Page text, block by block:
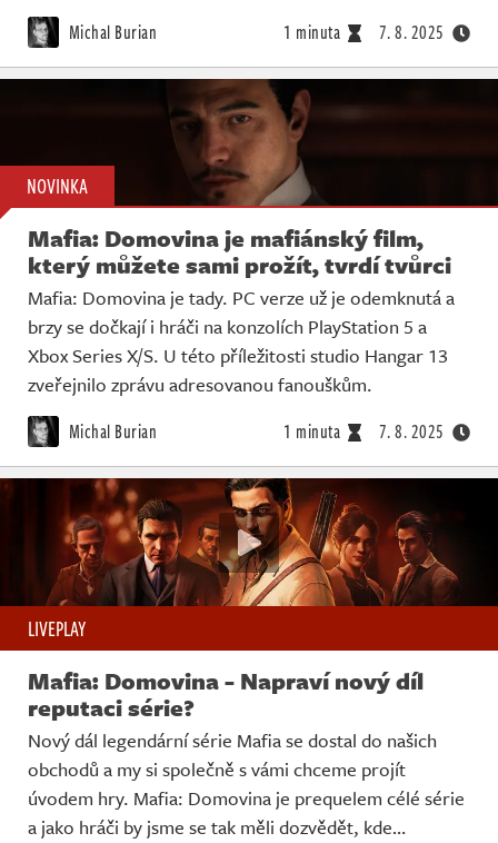
Michal Burian 1 minuta 7. 8. 2025
NOVINKA
Mafia: Domovina je mafiánský film,
který můžete sami prožít, tvrdí tvůrci
Mafia: Domovina je tady. PC verze už je odemknutá a
brzy se dočkají i hráči na konzolích PlayStation 5 a
Xbox Series X/S. U této příležitosti studio Hangar 13
zveřejnilo zprávu adresovanou fanouškům.
Michal Burian 1 minuta 7. 8. 2025
LIVEPLAY
Mafia: Domovina - Napraví nový díl
reputaci série?
Nový dál legendární série Mafia se dostal do našich
obchodů a my si společně s vámi chceme projít
úvodem hry. Mafia: Domovina je prequelem célé série
a jako hráči by jsme se tak měli dozvědět, kde…